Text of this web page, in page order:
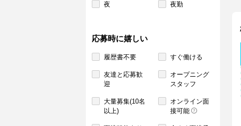
夜 夜勤
応募時に嬉しい
履歴書不要 すぐ働ける
友達と応募歓
迎
オープニング
スタッフ
大量募集(10名
以上)
オンライン面
接可能